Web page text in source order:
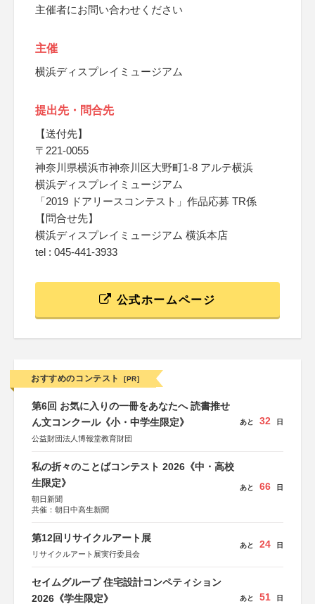
主催者にお問い合わせください
主催
横浜ディスプレイミュージアム
提出先・問合先
【送付先】
〒221-0055
神奈川県横浜市神奈川区大野町1-8 アルテ横浜
横浜ディスプレイミュージアム
「2019 ドアリースコンテスト」作品応募 TR係
【問合せ先】
横浜ディスプレイミュージアム 横浜本店
tel : 045-441-3933
公式ホームページ
おすすめのコンテスト [PR]
第6回 お気に入りの一冊をあなたへ 読書推せ
ん文コンクール《小・中学生限定》
公益財団法人博報堂教育財団
あと 32 日
私の折々のことばコンテスト 2026《中・高校
生限定》
朝日新聞
共催：朝日中高生新聞
あと 66 日
第12回リサイクルアート展
リサイクルアート展実行委員会
あと 24 日
セイムグループ 住宅設計コンペティション
2026《学生限定》
あと 51 日